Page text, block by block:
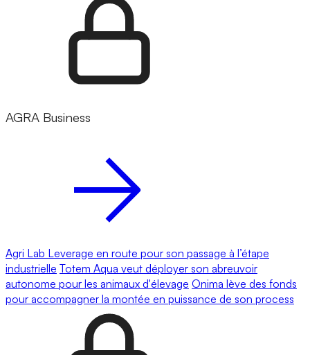
AGRA Business
Agri Lab Leverage en route pour son passage à l’étape
industrielle Totem Aqua veut déployer son abreuvoir
autonome pour les animaux d'élevage Onima lève des fonds
pour accompagner la montée en puissance de son process